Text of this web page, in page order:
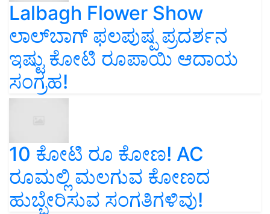
Lalbagh Flower Show
ಲಾಲ್‌ಬಾಗ್ ಫಲಪುಷ್ಪ ಪ್ರದರ್ಶನ
ಇಷ್ಟು ಕೋಟಿ ರೂಪಾಯಿ ಆದಾಯ
ಸಂಗ್ರಹ!
10 ಕೋಟಿ ರೂ ಕೋಣ! AC
ರೂಮಲ್ಲಿ ಮಲಗುವ ಕೋಣದ
ಹುಬ್ಬೇರಿಸುವ ಸಂಗತಿಗಳಿವು!